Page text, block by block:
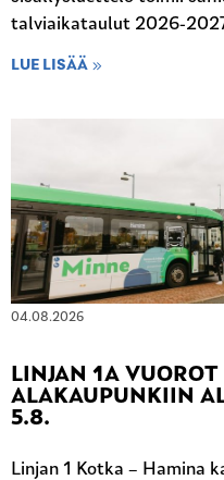
talviaikataulut 2026-
LUE LISÄÄ
04.08.2026
LINJAN 1A
ALAKAUPUNKIIN
5.8.
Linjan 1 Kotka – Hamina